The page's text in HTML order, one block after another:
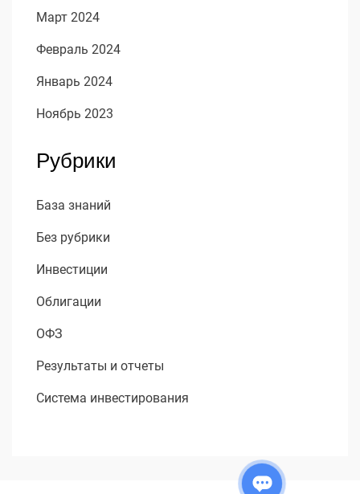
Март 2024
Февраль 2024
Январь 2024
Ноябрь 2023
Рубрики
База знаний
Без рубрики
Инвестиции
Облигации
ОФЗ
Результаты и отчеты
Система инвестирования